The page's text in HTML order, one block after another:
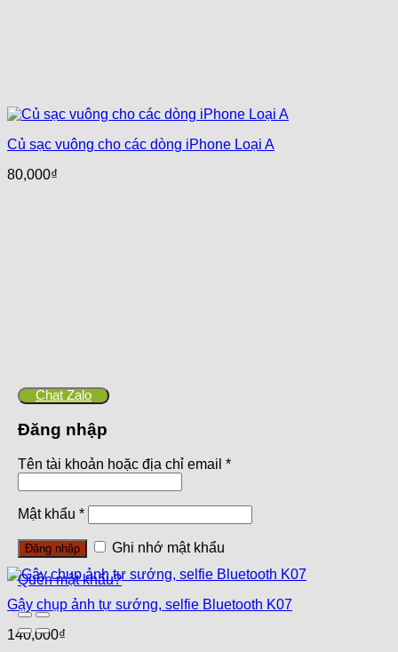
Củ sạc vuông cho các dòng iPhone Loại A
80,000₫
Gậy chụp ảnh tự sướng, selfie Bluetooth K07
140,000₫
Chat Zalo
Đăng nhập
Tên tài khoản hoặc địa chỉ email *
Mật khẩu *
Đăng nhập Ghi nhớ mật khẩu
Quên mật khẩu?